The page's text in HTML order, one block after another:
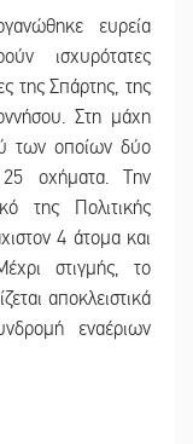
ευρεία
ισχυρότατες
της Σπάρτης, της
Στη μάχη
των οποίων δύο
οχήματα. Την
της Πολιτικής
4 άτομα και
στιγμής, το
αποκλειστικά
εναέριων